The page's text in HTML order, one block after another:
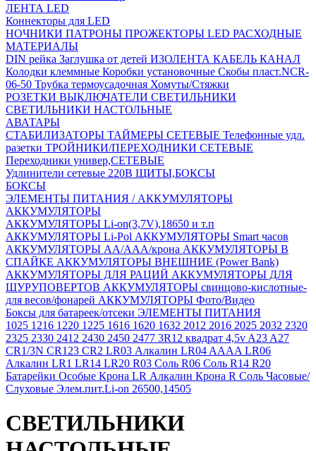
ЛЕНТА LED
Коннекторы для LED
НОЧНИКИ ПАТРОНЫ ПРОЖЕКТОРЫ LED РАСХОДНЫЕ
МАТЕРИАЛЫ
DIN рейка Заглушка от детей ИЗОЛЕНТА КАБЕЛЬ КАНАЛ
Колодки клеммные Коробки установочные Скобы пласт.NCR-
06-50 Трубка термоусадочная Хомуты/Стяжки
РОЗЕТКИ ВЫКЛЮЧАТЕЛИ СВЕТИЛЬНИКИ
СВЕТИЛЬНИКИ НАСТОЛЬНЫЕ
АВАТАРЫ
СТАБИЛИЗАТОРЫ ТАЙМЕРЫ СЕТЕВЫЕ Телефонные удл.
разетки ТРОЙНИКИ/ПЕРЕХОДНИКИ СЕТЕВЫЕ
Переходники универ,СЕТЕВЫЕ
Удлинители сетевые 220В ЩИТЫ,БОКСЫ
БОКСЫ
ЭЛЕМЕНТЫ ПИТАНИЯ / АККУМУЛЯТОРЫ
АККУМУЛЯТОРЫ
АККУМУЛЯТОРЫ Li-on(3,7V),18650 и т.п
АККУМУЛЯТОРЫ Li-Pol АККУМУЛЯТОРЫ Smart часов
АККУМУЛЯТОРЫ АА/ААА/крона АККУМУЛЯТОРЫ В
СПАЙКЕ АККУМУЛЯТОРЫ ВНЕШНИЕ (Power Bank)
АККУМУЛЯТОРЫ ДЛЯ РАЦИЙ АККУМУЛЯТОРЫ ДЛЯ
ШУРУПОВЕРТОВ АККУМУЛЯТОРЫ свинцово-кислотные-
для весов/фонарей АККУМУЛЯТОРЫ Фото/Видео
Боксы для батареек/отсеки ЭЛЕМЕНТЫ ПИТАНИЯ
1025 1216 1220 1225 1616 1620 1632 2012 2016 2025 2032 2320
2325 2330 2412 2430 2450 2477 3R12 квадрат 4,5v A23 A27
CR1/3N CR123 CR2 LR03 Алкалин LR04 AAAA LR06
Алкалин LR1 LR14 LR20 R03 Соль R06 Соль R14 R20
Батарейки Особые Крона LR Алкалин Крона R Соль Часовые/
Слуховые Элем.пит.Li-on 26500,14505
СВЕТИЛЬНИКИ